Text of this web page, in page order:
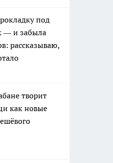
под
— и забыла
рассказываю,
творит
как новые